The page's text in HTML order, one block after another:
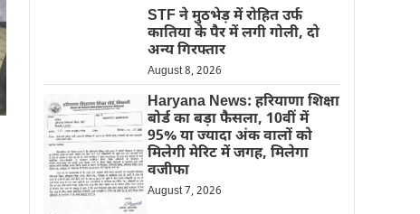
STF ने मुठभेड़ में रोहित उर्फ
कातिया के पैर में लगी गोली, दो
अन्य गिरफ्तार
August 8, 2026
Haryana News: हरियाणा शिक्षा
बोर्ड का बड़ा फैसला, 10वीं में
95% या ज्यादा अंक वालों को
मिलेगी मेरिट में जगह, मिलेगा
वजीफा
August 7, 2026